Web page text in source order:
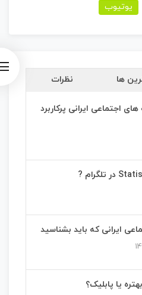
یوتیوب
ها نظرات
اجتماعی ایرانی پرکاربرد
یا پابلیک؟